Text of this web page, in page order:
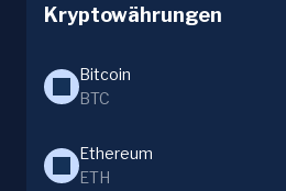
Kryptowährungen
Bitcoin
BTC
Ethereum
ETH